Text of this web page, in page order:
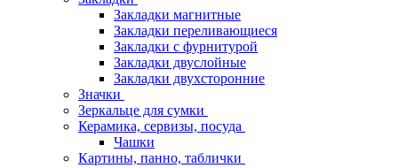
Закладки магнитные
Закладки переливающиеся
Закладки с фурнитурой
Закладки двуслойные
Закладки двухсторонние
Значки
Зеркальце для сумки
Керамика, сервизы, посуда
Чашки
Картины, панно, таблички